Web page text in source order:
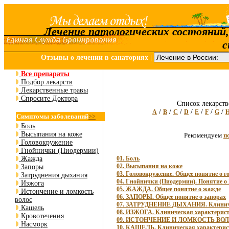
Лечение патологических
Отзывы о лечении в санаториях
Все препараты
Подбор лекарств
Лекарственные травы
Спросите Доктора
Симптомы заболеваний>>
Боль
Высыпания на коже
Головокружение
Гнойнички (Пиодермии)
Жажда
Запоры
Затруднения дыхания
Изжога
Истончение и ломкость
волос
Кашель
Кровотечения
Насморк
Список
A / B / C / D / E / F / G /
Рекомендуем
01. Боль
02. Высыпания на коже
03. Головокружение. Общее понятие о
04. Гнойнички (Пиодермии). Понятие
05. ЖАЖДА. Общее понятие о жажде
06. ЗАПОРЫ. Общее понятие о запорах
07. ЗАТРУДНЕНИЕ ДЫХАНИЯ.
08. ИЗЖОГА. Клиническая
09. ИСТОНЧЕНИЕ И ЛОМКОСТЬ
10. КАШЕЛЬ. Клиническая